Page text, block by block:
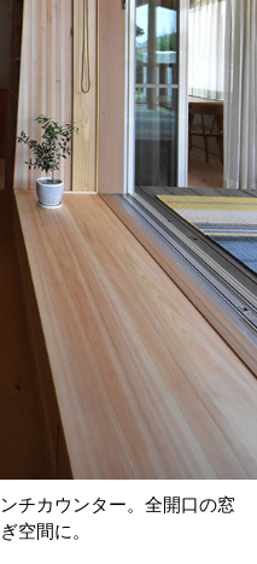
チカウンター。全開口の窓
空間に。